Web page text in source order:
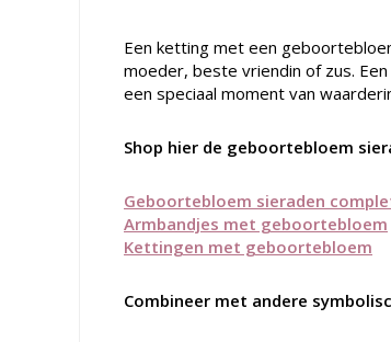
Een ketting met een
moeder, beste vriendin of zus.
een speciaal moment van
Shop hier de geboortebloem
Geboortebloem sieraden
Armbandjes met geboortebloem
Kettingen met geboortebloem
Combineer met andere